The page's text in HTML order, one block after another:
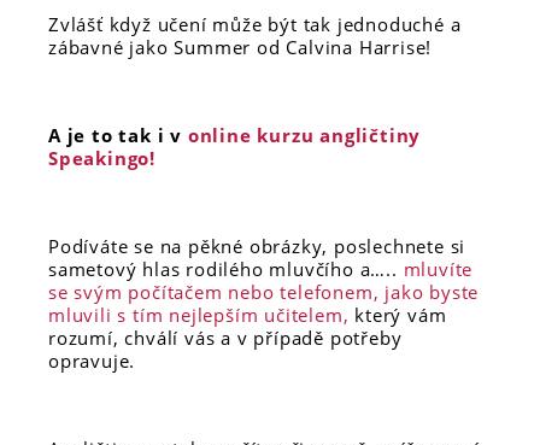
Zvlášť když učení může být tak jednoduché a
zábavné jako Summer od Calvina Harrise!
A je to tak i v online kurzu angličtiny
Speakingo!
Podíváte se na pěkné obrázky, poslechnete si
sametový hlas rodilého mluvčího a….. mluvíte
se svým počítačem nebo telefonem, jako byste
mluvili s tím nejlepším učitelem, který vám
rozumí, chválí vás a v případě potřeby
opravuje.